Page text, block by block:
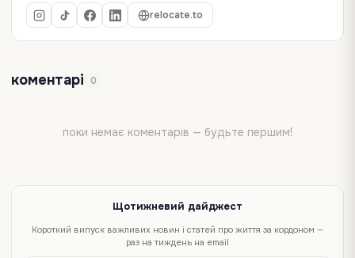
relocate.to
коментарі 0
поки немає коментарів — будьте першим!
Щотижневий дайджест
Короткий випуск важливих новин і статей про життя за кордоном —
раз на тиждень на email